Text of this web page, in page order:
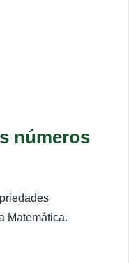
números
Matemática.